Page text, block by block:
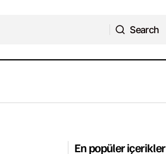
Search
En popüler içerikler